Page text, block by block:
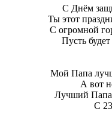
С Днём
Ты этот
С огромной
Пусть
Мой Папа
А вот
Лучший Папа
С